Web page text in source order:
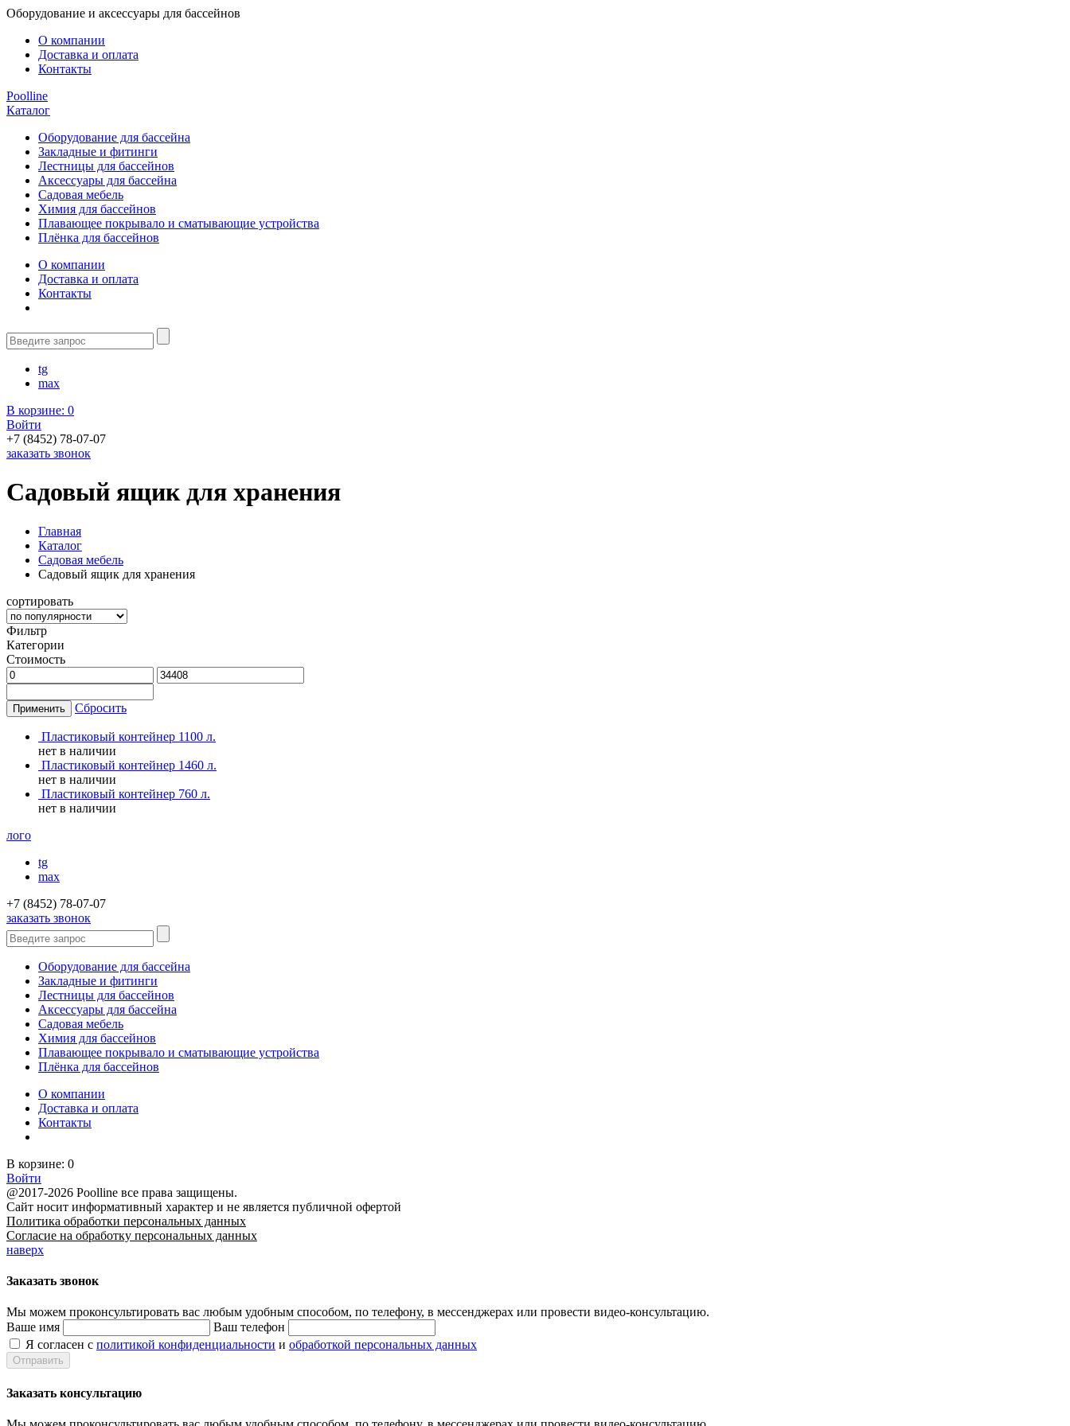
Оборудование и аксессуары для бассейнов
О компании
Доставка и оплата
Контакты
Poolline
Каталог
Оборудование для бассейна
Закладные и фитинги
Лестницы для бассейнов
Аксессуары для бассейна
Садовая мебель
Химия для бассейнов
Плавающее покрывало и сматывающие устройства
Плёнка для бассейнов
О компании
Доставка и оплата
Контакты
tg
max
В корзине: 0
Войти
+7 (8452) 78-07-07
заказать звонок
Садовый ящик для хранения
Главная
Каталог
Садовая мебель
Садовый ящик для хранения
сортировать
Фильтр
Категории
Стоимость
Сбросить
Пластиковый контейнер 1100 л.
нет в наличии
Пластиковый контейнер 1460 л.
нет в наличии
Пластиковый контейнер 760 л.
нет в наличии
лого
tg
max
+7 (8452) 78-07-07
заказать звонок
Оборудование для бассейна
Закладные и фитинги
Лестницы для бассейнов
Аксессуары для бассейна
Садовая мебель
Химия для бассейнов
Плавающее покрывало и сматывающие устройства
Плёнка для бассейнов
О компании
Доставка и оплата
Контакты
В корзине: 0
Войти
@2017-2026 Poolline все права защищены.
Сайт носит информативный характер и не является публичной офертой
Политика обработки персональных данных
Согласие на обработку персональных данных
наверх
Заказать звонок
Мы можем проконсультировать вас любым удобным способом, по телефону, в мессенджерах или провести видео-консультацию.
Ваше имя
Ваш телефон
Я согласен с политикой конфиденциальности и обработкой персональных данных
Заказать консультацию